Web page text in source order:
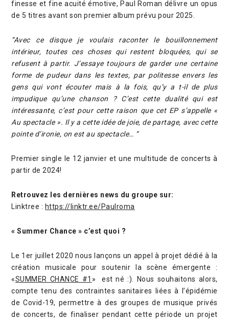
finesse et fine acuité émotive, Paul Roman délivre un opus
de 5 titres avant son premier album prévu pour 2025.
“Avec ce disque je voulais raconter le bouillonnement
intérieur, toutes ces choses qui restent bloquées, qui se
refusent à partir. J’essaye toujours de garder une certaine
forme de pudeur dans les textes, par politesse envers les
gens qui vont écouter mais à la fois, qu’y a t-il de plus
impudique qu’une chanson ? C’est cette dualité qui est
intéressante, c’est pour cette raison que cet EP s’appelle «
Au spectacle ». Il y a cette idée de joie, de partage, avec cette
pointe d’ironie, on est au spectacle… “
Premier single le 12 janvier et une multitude de concerts à
partir de 2024!
Retrouvez les dernières news du groupe sur:
Linktree : https://linktr.ee/Paulroma
« Summer Chance » c’est quoi ?
Le 1er juillet 2020 nous lançons un appel à projet dédié à la
création musicale pour soutenir la scène émergente :
«SUMMER CHANCE #1 » est né :). Nous souhaitons alors,
compte tenu des contraintes sanitaires liées à l’épidémie
de Covid-19, permettre à des groupes de musique privés
de concerts, de finaliser pendant cette période un projet